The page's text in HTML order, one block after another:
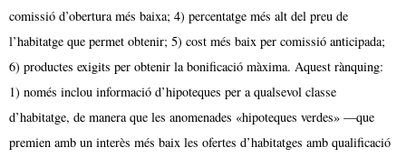
comissió d’obertura més baixa; 4) percentatge més alt del preu de
l’habitatge que permet obtenir; 5) cost més baix per comissió anticipada;
6) productes exigits per obtenir la bonificació màxima. Aquest rànquing:
1) només inclou informació d’hipoteques per a qualsevol classe
d’habitatge, de manera que les anomenades «hipoteques verdes» —que
premien amb un interès més baix les ofertes d’habitatges amb qualificació